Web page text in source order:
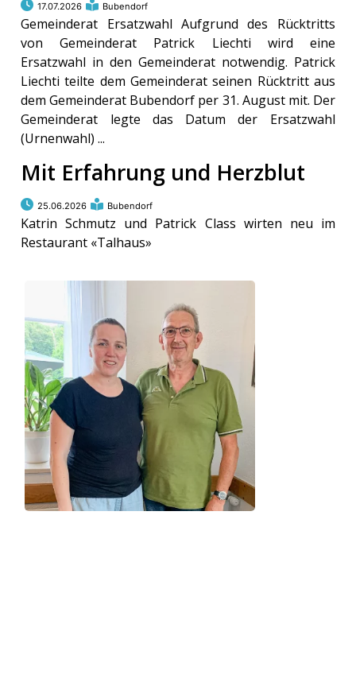
17.07.2026 Bubendorf
Gemeinderat Ersatzwahl Aufgrund des Rücktritts
von Gemeinderat Patrick Liechti wird eine
Ersatzwahl in den Gemeinderat notwendig. Patrick
Liechti teilte dem Gemeinderat seinen Rücktritt aus
dem Gemeinderat Bubendorf per 31. August mit. Der
Gemeinderat legte das Datum der Ersatzwahl
(Urnenwahl) ...
Mit Erfahrung und Herzblut
25.06.2026 Bubendorf
Katrin Schmutz und Patrick Class wirten neu im
Restaurant «Talhaus»